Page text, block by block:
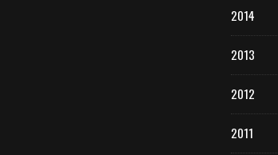
2014
2013
2012
2011